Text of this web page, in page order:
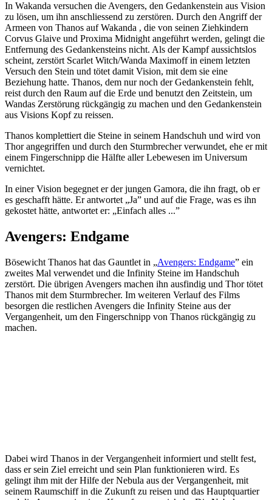
In Wakanda versuchen die Avengers, den Gedankenstein aus Vision
zu lösen, um ihn anschliessend zu zerstören. Durch den Angriff der
Armeen von Thanos auf Wakanda , die von seinen Ziehkindern
Corvus Glaive und Proxima Midnight angeführt werden, gelingt die
Entfernung des Gedankensteins nicht. Als der Kampf aussichtslos
scheint, zerstört Scarlet Witch/Wanda Maximoff in einem letzten
Versuch den Stein und tötet damit Vision, mit dem sie eine
Beziehung hatte. Thanos, dem nur noch der Gedankenstein fehlt,
reist durch den Raum auf die Erde und benutzt den Zeitstein, um
Wandas Zerstörung rückgängig zu machen und den Gedankenstein
aus Visions Kopf zu reissen.
Thanos komplettiert die Steine in seinem Handschuh und wird von
Thor angegriffen und durch den Sturmbrecher verwundet, ehe er mit
einem Fingerschnipp die Hälfte aller Lebewesen im Universum
vernichtet.
In einer Vision begegnet er der jungen Gamora, die ihn fragt, ob er
es geschafft hätte. Er antwortet „Ja” und auf die Frage, was es ihn
gekostet hätte, antwortet er: „Einfach alles ...”
Avengers: Endgame
Bösewicht Thanos hat das Gauntlet in „Avengers: Endgame” ein
zweites Mal verwendet und die Infinity Steine im Handschuh
zerstört. Die übrigen Avengers machen ihn ausfindig und Thor tötet
Thanos mit dem Sturmbrecher. Im weiteren Verlauf des Films
besorgen die restlichen Avengers die Infinity Steine aus der
Vergangenheit, um den Fingerschnipp von Thanos rückgängig zu
machen.
Dabei wird Thanos in der Vergangenheit informiert und stellt fest,
dass er sein Ziel erreicht und sein Plan funktionieren wird. Es
gelingt ihm mit der Hilfe der Nebula aus der Vergangenheit, mit
seinem Raumschiff in die Zukunft zu reisen und das Hauptquartier